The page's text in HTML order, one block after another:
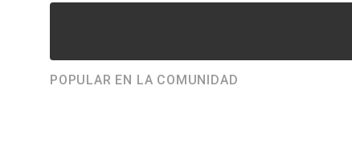
POPULAR EN LA COMUNIDAD